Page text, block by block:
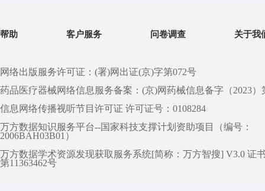
帮助 客户服务 问卷调查 关于我
网络出版服务许可证：(署)网出证(京)字第072号
药品医疗器械网络信息服务备案：(京)网药械信息备字（2023）
信息网络传播视听节目许可证 许可证号：0108284
万方数据知识服务平台--国家科技支撑计划资助项目（编号：
2006BAH03B01）
万方数据学术资源发现获取服务系统[简称：万方智搜] V3.0 证
第11363462号